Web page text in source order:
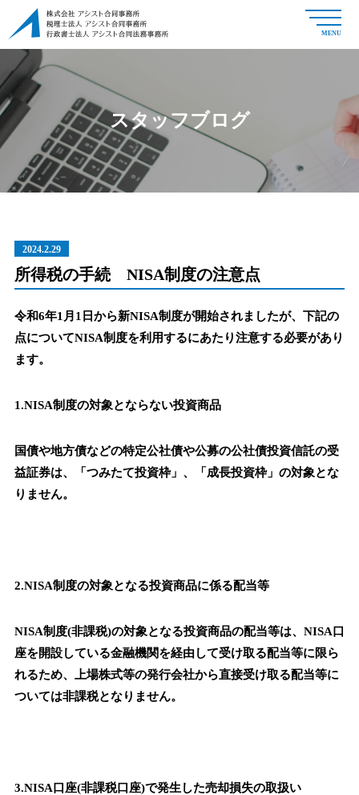
MENU
スタッフブログ
2024.2.29
所得税の手続 NISA制度の注意点
令和6年1月1日から新NISA制度が開始されましたが、下記の
点についてNISA制度を利用するにあたり注意する必要があり
ます。
1.NISA制度の対象とならない投資商品
国債や地方債などの特定公社債や公募の公社債投資信託の受
益証券は、「つみたて投資枠」、「成長投資枠」の対象とな
りません。
2.NISA制度の対象となる投資商品に係る配当等
NISA制度(非課税)の対象となる投資商品の配当等は、NISA口
座を開設している金融機関を経由して受け取る配当等に限ら
れるため、上場株式等の発行会社から直接受け取る配当等に
ついては非課税となりません。
3.NISA口座(非課税口座)で発生した売却損失の取扱い